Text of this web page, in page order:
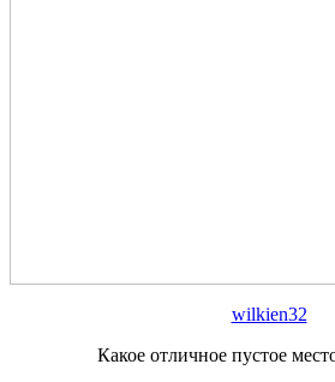
wilkien32
Какое отличное пустое